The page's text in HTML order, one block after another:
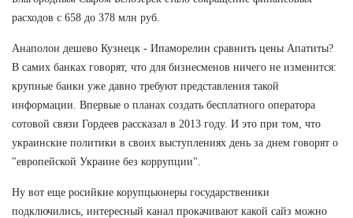
расходов с 658 до 378 млн руб.
Анаполон дешево Кузнецк - Ипаморелин сравнить цены Апатиты?
В самих банках говорят, что для бизнесменов ничего не изменится:
крупные банки уже давно требуют представления такой
информации. Впервые о планах создать бесплатного оператора
сотовой связи Гордеев рассказал в 2013 году. И это при том, что
украинские политики в своих выступлениях день за днем говорят о
"европейской Украине без коррупции".
Ну вот еще росийкие корупцыонеры государственики
подключились, интересный канал прокачивают какой сайз можно